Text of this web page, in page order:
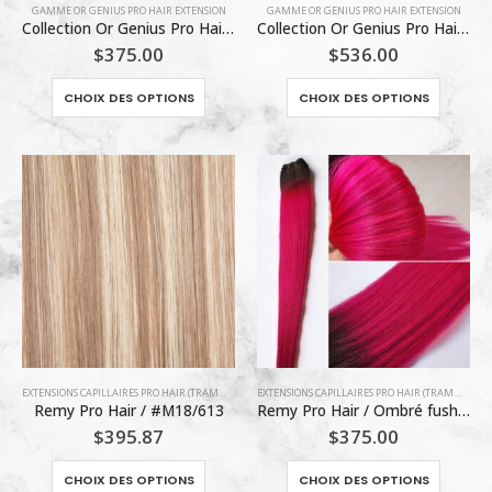
du
GAMME OR GENIUS PRO HAIR EXTENSION
Collection Or Genius Pro Hair / #1B
$375.00
CHOIX DES OPTIONS
produit
a
plusieurs
variations.
Les
options
peuvent
être
choisies
la
page
du
GAMME OR GENIUS PRO HAIR EXTENSION
Collection Or Genius Pro Hair/ #1 Noir
$536.00
CHOIX DES OPTIONS
produit
options
être
sur
la
du
EXTENSIONS CAPILLAIRES PRO HAIR (TRAMMES) EXTENSIONS K PRO HAIR
Remy Pro Hair / #M18/613
$395.87
CHOIX DES OPTIONS
EXTENSIONS CAPILLAIRES PRO HAIR (TRAMMES)
Remy Pro Hair / Ombré fushia T1B/Fushia
$375.00
CHOIX DES OPTIONS